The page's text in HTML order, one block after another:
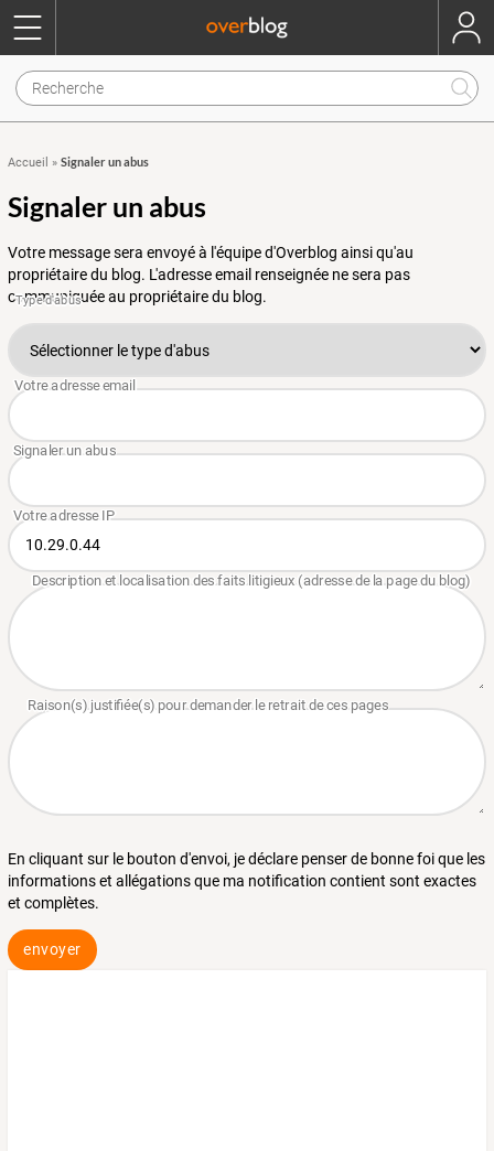
Accueil » Signaler un abus
Signaler un abus
Votre message sera envoyé à l'équipe d'Overblog ainsi qu'au
propriétaire du blog. L'adresse email renseignée ne sera pas
communiquée au propriétaire du blog.
En cliquant sur le bouton d'envoi, je déclare penser de bonne foi que les
informations et allégations que ma notification contient sont exactes
et complètes.
envoyer